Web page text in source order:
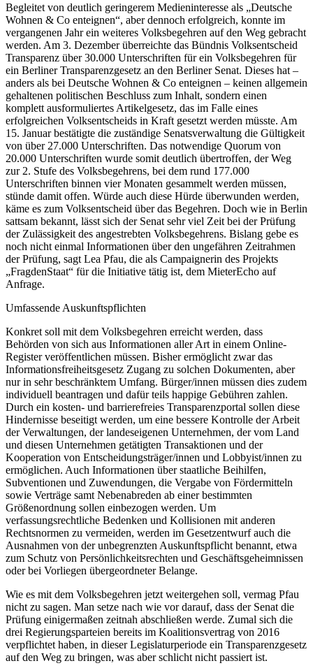
Begleitet von deutlich geringerem Medieninteresse als „Deutsche
Wohnen & Co enteignen“, aber dennoch erfolgreich, konnte im
vergangenen Jahr ein weiteres Volksbegehren auf den Weg gebracht
werden. Am 3. Dezember überreichte das Bündnis Volksentscheid
Transparenz über 30.000 Unterschriften für ein Volksbegehren für
ein Berliner Transparenzgesetz an den Berliner Senat. Dieses hat –
anders als bei Deutsche Wohnen & Co enteignen – keinen allgemein
gehaltenen politischen Beschluss zum Inhalt, sondern einen
komplett ausformuliertes Artikelgesetz, das im Falle eines
erfolgreichen Volksentscheids in Kraft gesetzt werden müsste. Am
15. Januar bestätigte die zuständige Senatsverwaltung die Gültigkeit
von über 27.000 Unterschriften. Das notwendige Quorum von
20.000 Unterschriften wurde somit deutlich übertroffen, der Weg
zur 2. Stufe des Volksbegehrens, bei dem rund 177.000
Unterschriften binnen vier Monaten gesammelt werden müssen,
stünde damit offen. Würde auch diese Hürde überwunden werden,
käme es zum Volksentscheid über das Begehren. Doch wie in Berlin
sattsam bekannt, lässt sich der Senat sehr viel Zeit bei der Prüfung
der Zulässigkeit des angestrebten Volksbegehrens. Bislang gebe es
noch nicht einmal Informationen über den ungefähren Zeitrahmen
der Prüfung, sagt Lea Pfau, die als Campaignerin des Projekts
„FragdenStaat“ für die Initiative tätig ist, dem MieterEcho auf
Anfrage.
Umfassende Auskunftspflichten
Konkret soll mit dem Volksbegehren erreicht werden, dass
Behörden von sich aus Informationen aller Art in einem Online-
Register veröffentlichen müssen. Bisher ermöglicht zwar das
Informationsfreiheitsgesetz Zugang zu solchen Dokumenten, aber
nur in sehr beschränktem Umfang. Bürger/innen müssen dies zudem
individuell beantragen und dafür teils happige Gebühren zahlen.
Durch ein kosten- und barrierefreies Transparenzportal sollen diese
Hindernisse beseitigt werden, um eine bessere Kontrolle der Arbeit
der Verwaltungen, der landeseigenen Unternehmen, der vom Land
und diesen Unternehmen getätigten Transaktionen und der
Kooperation von Entscheidungsträger/innen und Lobbyist/innen zu
ermöglichen. Auch Informationen über staatliche Beihilfen,
Subventionen und Zuwendungen, die Vergabe von Fördermitteln
sowie Verträge samt Nebenabreden ab einer bestimmten
Größenordnung sollen einbezogen werden. Um
verfassungsrechtliche Bedenken und Kollisionen mit anderen
Rechtsnormen zu vermeiden, werden im Gesetzentwurf auch die
Ausnahmen von der unbegrenzten Auskunftspflicht benannt, etwa
zum Schutz von Persönlichkeitsrechten und Geschäftsgeheimnissen
oder bei Vorliegen übergeordneter Belange.
Wie es mit dem Volksbegehren jetzt weitergehen soll, vermag Pfau
nicht zu sagen. Man setze nach wie vor darauf, dass der Senat die
Prüfung einigermaßen zeitnah abschließen werde. Zumal sich die
drei Regierungsparteien bereits im Koalitionsvertrag von 2016
verpflichtet haben, in dieser Legislaturperiode ein Transparenzgesetz
auf den Weg zu bringen, was aber schlicht nicht passiert ist.